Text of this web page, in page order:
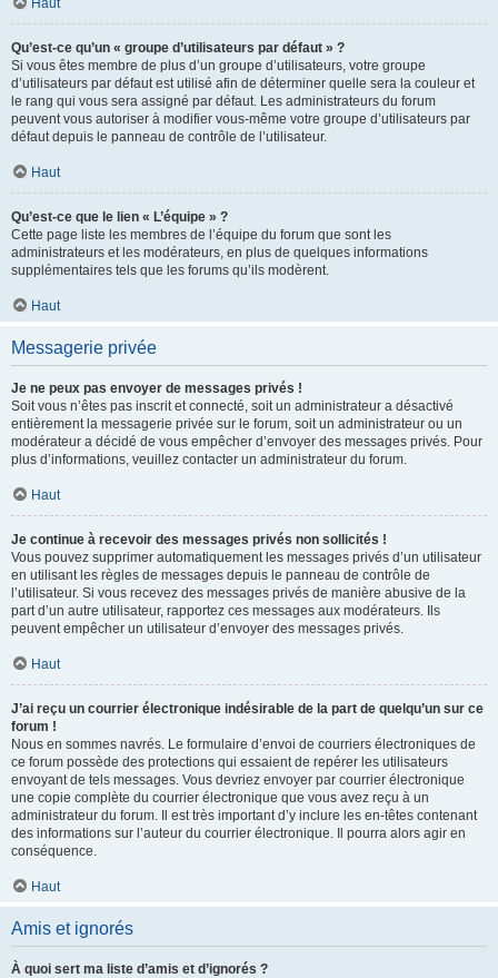
Haut
Qu’est-ce qu’un « groupe d’utilisateurs par défaut » ?
Si vous êtes membre de plus d’un groupe d’utilisateurs, votre groupe
d’utilisateurs par défaut est utilisé afin de déterminer quelle sera la couleur et
le rang qui vous sera assigné par défaut. Les administrateurs du forum
peuvent vous autoriser à modifier vous-même votre groupe d’utilisateurs par
défaut depuis le panneau de contrôle de l’utilisateur.
Haut
Qu’est-ce que le lien « L’équipe » ?
Cette page liste les membres de l’équipe du forum que sont les
administrateurs et les modérateurs, en plus de quelques informations
supplémentaires tels que les forums qu’ils modèrent.
Haut
Messagerie privée
Je ne peux pas envoyer de messages privés !
Soit vous n’êtes pas inscrit et connecté, soit un administrateur a désactivé
entièrement la messagerie privée sur le forum, soit un administrateur ou un
modérateur a décidé de vous empêcher d’envoyer des messages privés. Pour
plus d’informations, veuillez contacter un administrateur du forum.
Haut
Je continue à recevoir des messages privés non sollicités !
Vous pouvez supprimer automatiquement les messages privés d’un utilisateur
en utilisant les règles de messages depuis le panneau de contrôle de
l’utilisateur. Si vous recevez des messages privés de manière abusive de la
part d’un autre utilisateur, rapportez ces messages aux modérateurs. Ils
peuvent empêcher un utilisateur d’envoyer des messages privés.
Haut
J’ai reçu un courrier électronique indésirable de la part de quelqu’un sur ce
forum !
Nous en sommes navrés. Le formulaire d’envoi de courriers électroniques de
ce forum possède des protections qui essaient de repérer les utilisateurs
envoyant de tels messages. Vous devriez envoyer par courrier électronique
une copie complète du courrier électronique que vous avez reçu à un
administrateur du forum. Il est très important d’y inclure les en-têtes contenant
des informations sur l’auteur du courrier électronique. Il pourra alors agir en
conséquence.
Haut
Amis et ignorés
À quoi sert ma liste d’amis et d’ignorés ?